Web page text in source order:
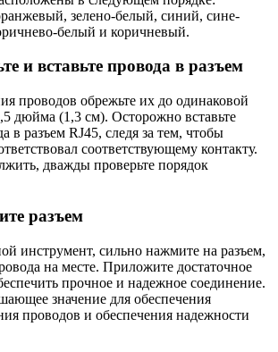
зелено-белый, синий, сине-
белый и коричневый.
и вставьте провода в разъем
проводов обрежьте их до одинаковой
дюйма (1,3 см). Осторожно вставьте
в разъем RJ45, следя за тем, чтобы
соответствующему контакту.
дважды проверьте порядок
разъем
инструмент, сильно нажмите на разъем,
на месте. Приложите достаточное
прочное и надежное соединение.
значение для обеспечения
проводов и обеспечения надежности